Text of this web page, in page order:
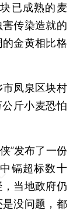
已成熟的麦
传染造就的
金黄相比格
凤泉区块村
斤小麦恐怕
”发布了一份
镉超标数十
当地政府仍
是没问题，都